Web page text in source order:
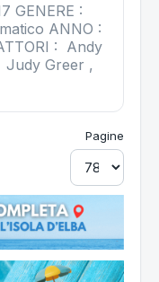
GENERE :
ANNO :
: Andy
Greer ,
Pagine